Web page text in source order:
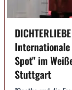
Internationale
Spot" im
Stuttgart